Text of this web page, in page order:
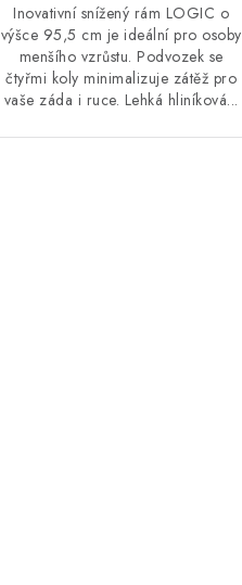
Inovativní snížený rám LOGIC o
výšce 95,5 cm je ideální pro osoby
menšího vzrůstu. Podvozek se
čtyřmi koly minimalizuje zátěž pro
vaše záda i ruce. Lehká hliníková...